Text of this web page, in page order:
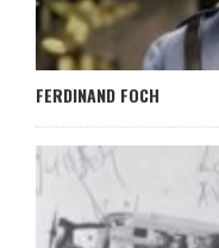
FERDINAND FOCH